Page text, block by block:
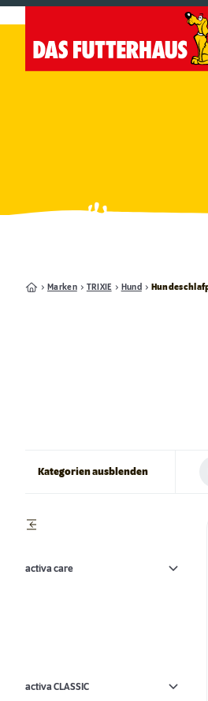
Marken TRIXIE Hund
Kategorien ausblenden
activa care
activa CLASSIC